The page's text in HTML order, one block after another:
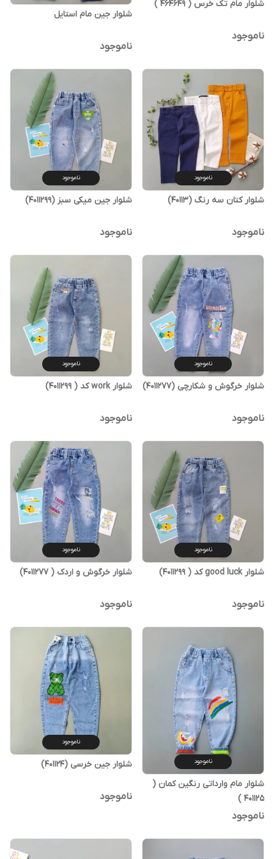
شلوار مام تک خرس ( 464649 )
ناموجود
شلوار جین مام استایل
ناموجود
ناموجود
شلوار کتان سه رنگ (40113)
ناموجود
ناموجود
شلوار جین میکی سبز (4011299)
ناموجود
ناموجود
شلوار خرگوش و شکارچی (4011277)
ناموجود
ناموجود
شلوار work کد ( 4011299)
ناموجود
ناموجود
شلوار good luck کد ( 4011299)
ناموجود
ناموجود
شلوار خرگوش و اردک ( 4011277)
ناموجود
ناموجود
شلوار مام وارداتی رنگین کمان (
401125 )
ناموجود
ناموجود
شلوار جین خرسی (401124)
ناموجود